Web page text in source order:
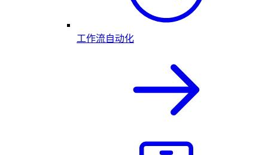
工作流自动化